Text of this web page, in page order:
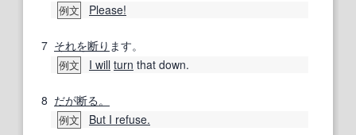
例文 Please!
7 それを断り ます。
例文 I will turn that down.
8 だが断る。
例文 But I refuse.